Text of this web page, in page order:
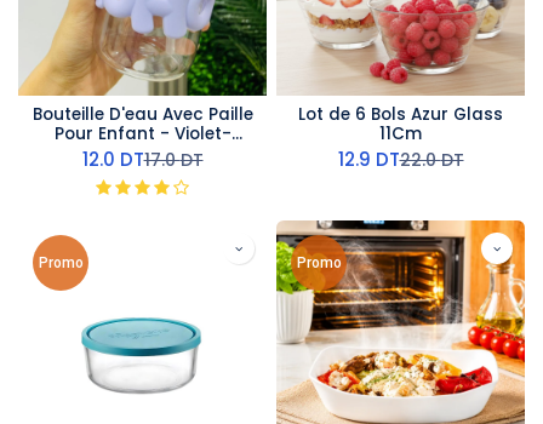
Bouteille D'eau Avec Paille
Pour Enfant - Violet-
350ml
12.0 DT17.0DT
Lot de 6 Bols Azur Glass
11Cm
12.9 DT22.0DT
Promo Promo